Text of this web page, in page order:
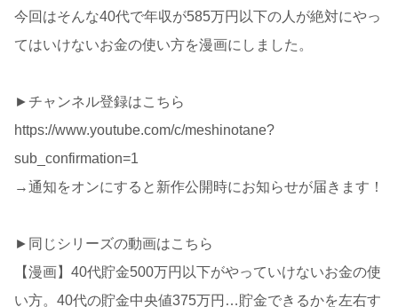
今回はそんな40代で年収が585万円以下の人が絶対にやっ
てはいけないお金の使い方を漫画にしました。
►チャンネル登録はこちら
https://www.youtube.com/c/meshinotane?
sub_confirmation=1
→通知をオンにすると新作公開時にお知らせが届きます！
►同じシリーズの動画はこちら
【漫画】40代貯金500万円以下がやっていけないお金の使
い方。40代の貯金中央値375万円…貯金できるかを左右す